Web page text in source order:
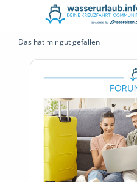
Das hat mir gut gefallen